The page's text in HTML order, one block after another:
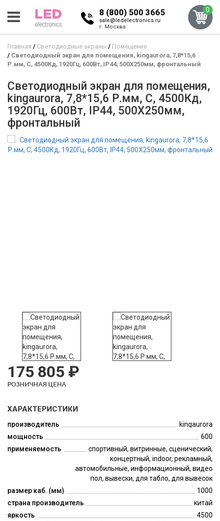
8 (800) 500 3665
sale@ledelectronics.ru
г. Москва
0
Главная Светодиодные экраны
Помещение
Светодиодный экран для помещения, kingaurora, 7,8*15,6
Р.мм, C, 4500Кд, 1920Гц, 600Вт, IP44, 500X250мм, фронтальный
Светодиодный экран для помещения,
kingaurora, 7,8*15,6 Р.мм, C, 4500Кд,
1920Гц, 600Вт, IP44, 500X250мм,
фронтальный
175 805 ₽
РОЗНИЧНАЯ ЦЕНА
ХАРАКТЕРИСТИКИ
производитель
kingaurora
мощность
600
применяемость
спортивный, витринные, сценический,
концертный, indoor, рекламный,
автомобильные, информационный, видео
пол, вывески, для табло, для вывесок
размер каб. (мм)
1000
страна производитель
китай
яркость
4500